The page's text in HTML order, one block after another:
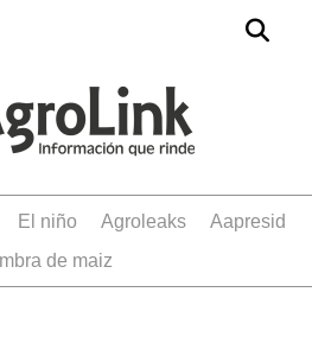
el niño Agroleaks
aapresid
de maiz